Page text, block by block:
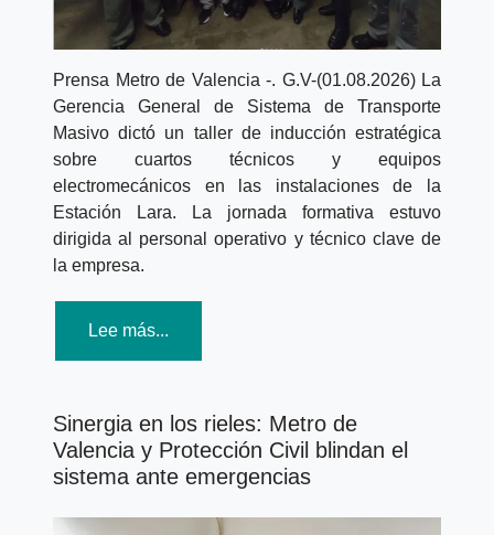
Prensa Metro de Valencia -. G.V-(01.08.2026) La
Gerencia General de Sistema de Transporte
Masivo dictó un taller de inducción estratégica
sobre cuartos técnicos y equipos
electromecánicos en las instalaciones de la
Estación Lara. La jornada formativa estuvo
dirigida al personal operativo y técnico clave de
la empresa.
Lee más...
Sinergia en los rieles: Metro de
Valencia y Protección Civil blindan el
sistema ante emergencias